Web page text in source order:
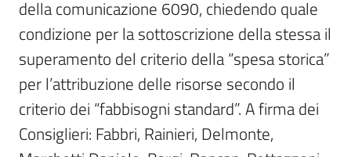
Per
i
cittadini
della comunicazione 6090, chiedendo quale
condizione per la sottoscrizione della stessa il
superamento del criterio della “spesa storica”
per l’attribuzione delle risorse secondo il
criterio dei “fabbisogni standard”. A firma dei
Consiglieri: Fabbri, Rainieri, Delmonte,